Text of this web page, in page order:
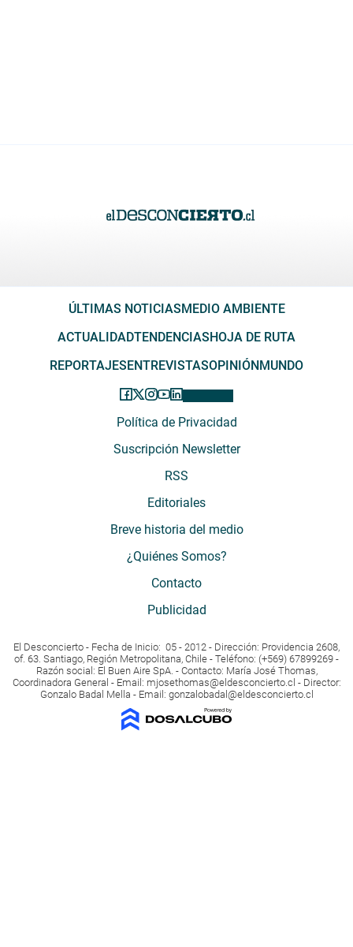
ÚLTIMAS NOTICIASMEDIO AMBIENTE
ACTUALIDADTENDENCIASHOJA DE RUTA
REPORTAJESENTREVISTASOPINIÓNMUNDO
Política de Privacidad
Suscripción Newsletter
RSS
Editoriales
Breve historia del medio
¿Quiénes Somos?
Contacto
Publicidad
El Desconcierto - Fecha de Inicio: 05 - 2012 - Dirección: Providencia 2608,
of. 63. Santiago, Región Metropolitana, Chile - Teléfono: (+569) 67899269 -
Razón social: El Buen Aire SpA. - Contacto: María José Thomas,
Coordinadora General - Email: mjosethomas@eldesconcierto.cl - Director:
Gonzalo Badal Mella - Email: gonzalobadal@eldesconcierto.cl